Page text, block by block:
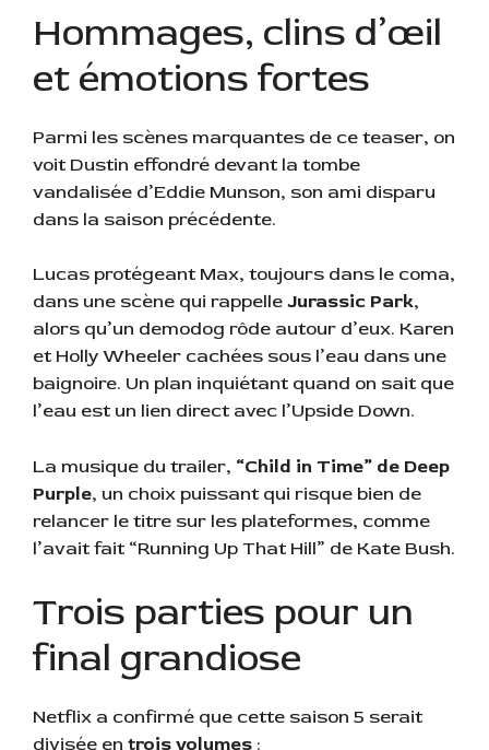
Hommages, clins d’œil
et émotions fortes
Parmi les scènes marquantes de ce teaser, on
voit Dustin effondré devant la tombe
vandalisée d’Eddie Munson, son ami disparu
dans la saison précédente.
Lucas protégeant Max, toujours dans le coma,
dans une scène qui rappelleJurassic Park,
alors qu’un demodog rôde autour d’eux. Karen
et Holly Wheeler cachées sous l’eau dans une
baignoire. Un plan inquiétant quand on sait que
l’eau est un lien direct avec l’Upside Down.
La musique du trailer, “Child in Time” de Deep
Purple, un choix puissant qui risque bien de
relancer le titre sur les plateformes, comme
l’avait fait “Running Up That Hill” de Kate Bush.
Trois parties pour un
final grandiose
Netflix a confirmé que cette saison 5 serait
divisée en trois volumes :